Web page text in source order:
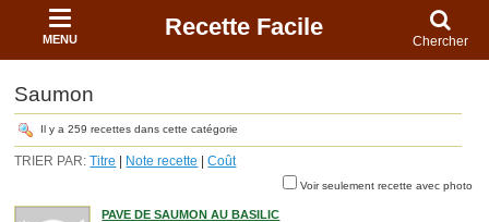
MENU Recette Facile
Chercher
Saumon
Il y a 259 recettes dans cette catégorie
TRIER PAR: Titre | Note recette |Coût
Voir seulement recette avec photo
PAVE DE SAUMON AU BASILIC